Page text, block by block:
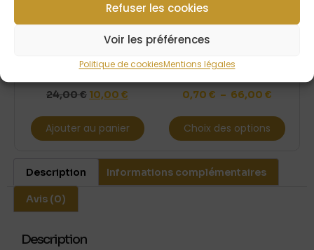
Refuser les cookies
Voir les préférences
Politique de cookiesMentions légales
Laisse Pretty as
Peony
24,00€ 10,00 €
Ajouter au panier
Friandise naturelle
sabot de veau
0,70 € – 66,00 €
Choix des options
Description Informations complémentaires
Avis (0)
Description